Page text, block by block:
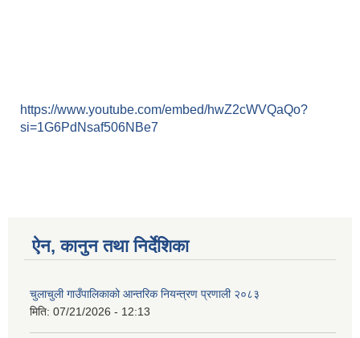
https://www.youtube.com/embed/hwZ2cWVQaQo?
si=1G6PdNsaf506NBe7
ऐन, कानुन तथा निर्देशिका
चुलाचुली गाउँपालिकाको आन्तरिक नियन्त्रण प्रणाली २०८३
मिति: 07/21/2026 - 12:13